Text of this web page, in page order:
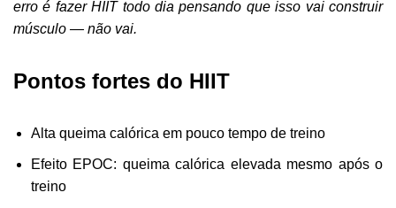
erro é fazer HIIT todo dia pensando que isso vai construir
músculo — não vai.
Pontos fortes do HIIT
Alta queima calórica em pouco tempo de treino
Efeito EPOC: queima calórica elevada mesmo após o
treino